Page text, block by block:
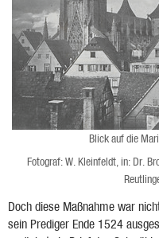
Blick auf die
Fotograf: W. Kleinfeldt, in: Dr.
Doch diese Maßnahme war
sein Prediger Ende 1524